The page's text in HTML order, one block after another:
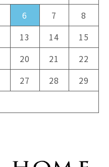
6 7
8
13 14
15
20 21
22
27 28
29